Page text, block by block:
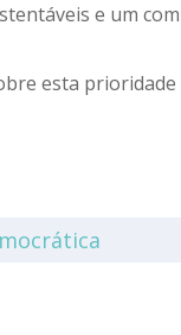
​​e um
esta